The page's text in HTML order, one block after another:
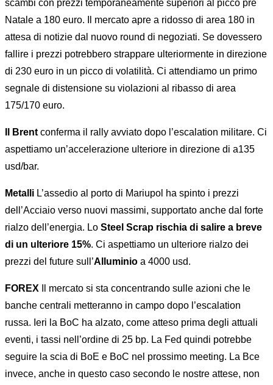
scambi con prezzi temporaneamente superiori al picco pre
Natale a 180 euro. Il mercato apre a ridosso di area 180 in
attesa di notizie dal nuovo round di negoziati. Se dovessero
fallire i prezzi potrebbero strappare ulteriormente in direzione
di 230 euro in un picco di volatilità. Ci attendiamo un primo
segnale di distensione su violazioni al ribasso di area
175/170 euro.
Il Brent conferma il rally avviato dopo l’escalation militare. Ci
aspettiamo un’accelerazione ulteriore in direzione di a135
usd/bar.
Metalli L’assedio al porto di Mariupol ha spinto i prezzi
dell’Acciaio verso nuovi massimi, supportato anche dal forte
rialzo dell’energia. Lo Steel Scrap rischia di salire a breve
di un ulteriore 15%. Ci aspettiamo un ulteriore rialzo dei
prezzi del future sull’Alluminio a 4000 usd.
FOREX
Il mercato si sta concentrando sulle azioni che le
banche centrali metteranno in campo dopo l’escalation
russa. Ieri la BoC ha alzato, come atteso prima degli attuali
eventi, i tassi nell’ordine di 25 bp. La Fed quindi potrebbe
seguire la scia di BoE e BoC nel prossimo meeting. La Bce
invece, anche in questo caso secondo le nostre attese, non